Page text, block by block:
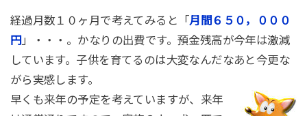
経過月数１０ヶ月で考えてみると「月間６５０，０００
円 」・・・。かなりの出費です。預金残高が今年は激減
しています。子供を育てるのは大変なんだなあと今更な
がら実感します。
早くも来年の予定を考えていますが、来年